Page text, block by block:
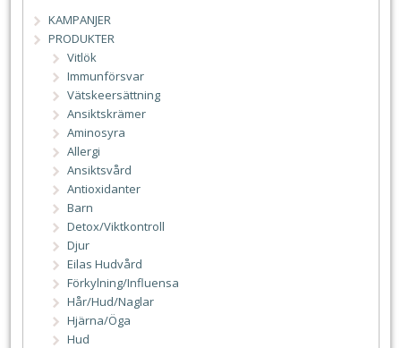
KAMPANJER
PRODUKTER
Vitlök
Immunförsvar
Vätskeersättning
Ansiktskrämer
Aminosyra
Allergi
Ansiktsvård
Antioxidanter
Barn
Detox/Viktkontroll
Djur
Eilas Hudvård
Förkylning/Influensa
Hår/Hud/Naglar
Hjärna/Öga
Hud